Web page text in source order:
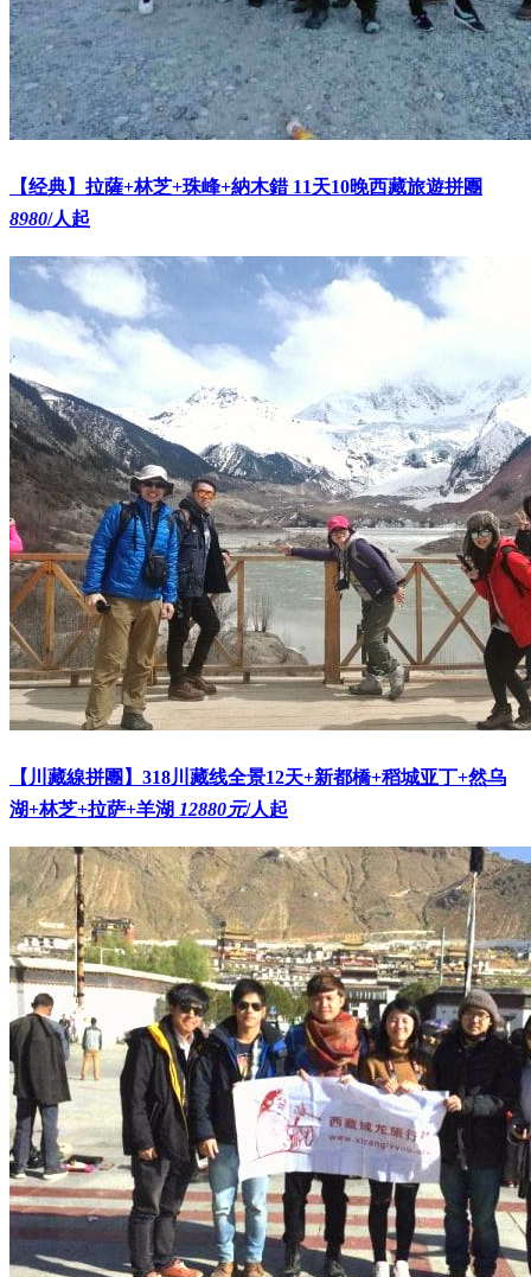
【经典】拉薩+林芝+珠峰+納木錯 11天10晚西藏旅遊拼團
8980/人起
【川藏線拼團】318川藏线全景12天+新都橋+稻城亚丁+然乌
湖+林芝+拉萨+羊湖 12880元/人起